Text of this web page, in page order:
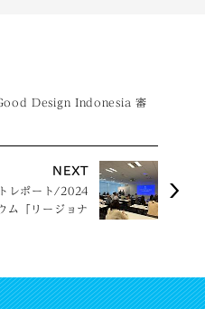
Design Indonesia 審
NEXT
レポート/2024
ム「リージョナ